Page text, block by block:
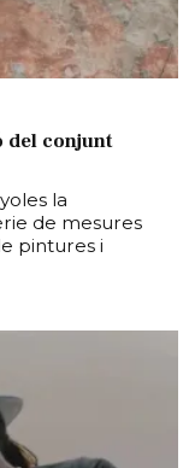
del conjunt
la
de mesures
pintures i